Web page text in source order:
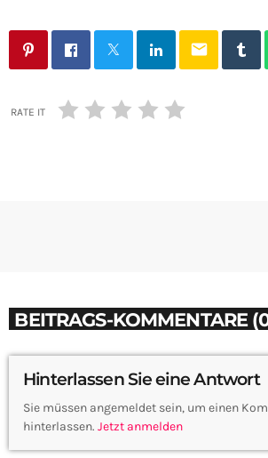
email
RATE IT
BEITRAGS-KOMMENTARE
Hinterlassen Sie eine Antwort
Sie müssen angemeldet sein, um einen
hinterlassen. Jetzt anmelden